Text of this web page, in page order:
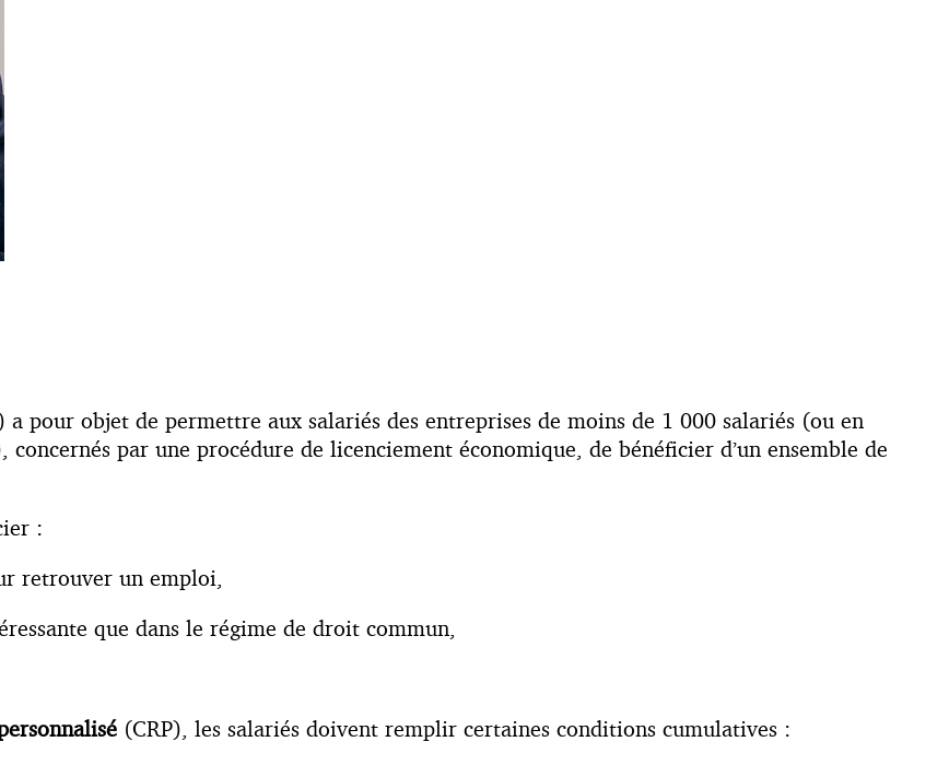
a pour objet de permettre aux salariés des entreprises de moins de 1 000 salariés (ou en
par une procédure de licenciement économique, de bénéficier d’un ensemble de
:
retrouver un emploi,
que dans le régime de droit commun,
(CRP), les salariés doivent remplir certaines conditions cumulatives :